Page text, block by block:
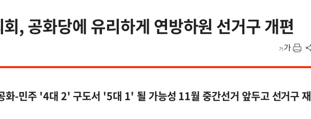
, 공화당에 유리하게 연방하원 선거구 개편
화-민주 '4대 2' 구도서 '5대 1' 될 가능성 11월 중간선거 앞두고 선거구 재